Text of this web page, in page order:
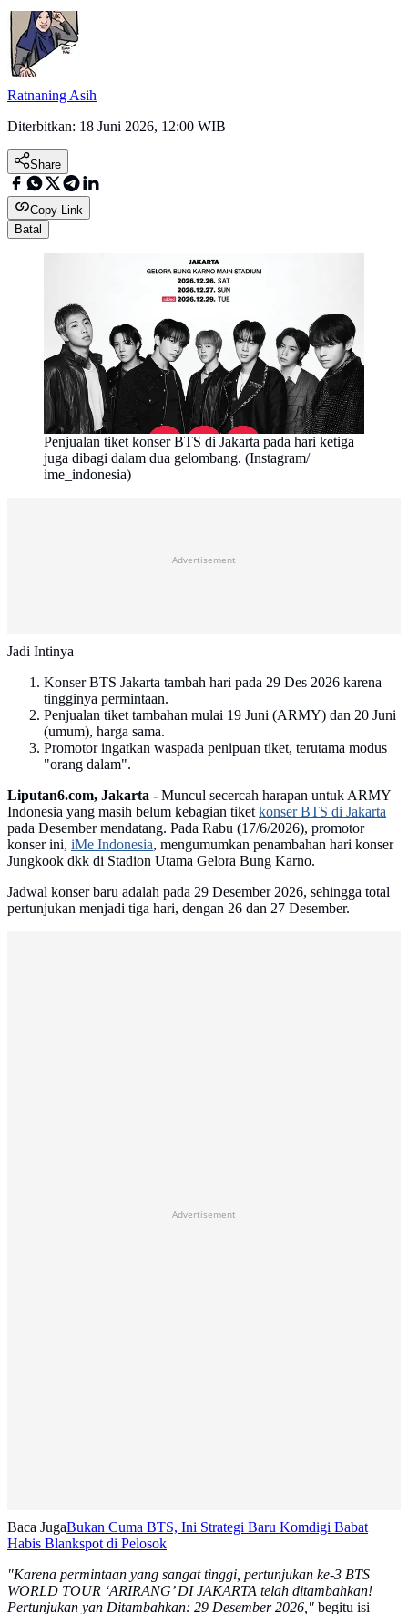
Ratnaning Asih
Diterbitkan: 18 Juni 2026, 12:00 WIB
Share
Copy Link
Batal
Penjualan tiket konser BTS di Jakarta pada hari ketiga
juga dibagi dalam dua gelombang. (Instagram/
ime_indonesia)
Advertisement
Jadi Intinya
Konser BTS Jakarta tambah hari pada 29 Des 2026 karena
tingginya permintaan.
Penjualan tiket tambahan mulai 19 Juni (ARMY) dan 20 Juni
(umum), harga sama.
Promotor ingatkan waspada penipuan tiket, terutama modus
"orang dalam".
Liputan6.com, Jakarta - Muncul secercah harapan untuk ARMY
Indonesia yang masih belum kebagian tiketkonser BTS di Jakarta
pada Desember mendatang. Pada Rabu (17/6/2026), promotor
konser ini, iMe Indonesia, mengumumkan penambahan hari konser
Jungkook dkk di Stadion Utama Gelora Bung Karno.
Jadwal konser baru adalah pada 29 Desember 2026, sehingga total
pertunjukan menjadi tiga hari, dengan 26 dan 27 Desember.
Advertisement
Baca JugaBukan Cuma BTS, Ini Strategi Baru Komdigi Babat
Habis Blankspot di Pelosok
"Karena permintaan yang sangat tinggi, pertunjukan ke-3 BTS
WORLD TOUR ‘ARIRANG’ DI JAKARTA telah ditambahkan!
Pertunjukan yan Ditambahkan: 29 Desember 2026," begitu isi